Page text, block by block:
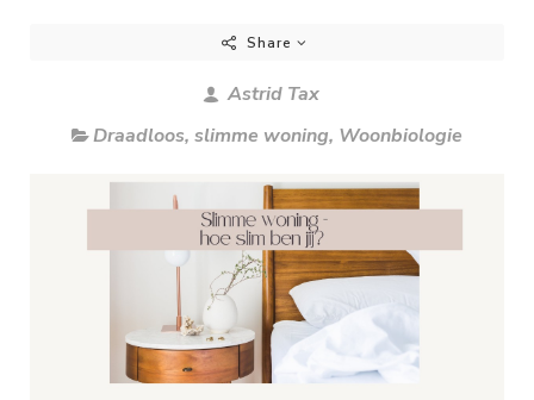
Share
Astrid Tax
Draadloos, slimme woning, Woonbiologie